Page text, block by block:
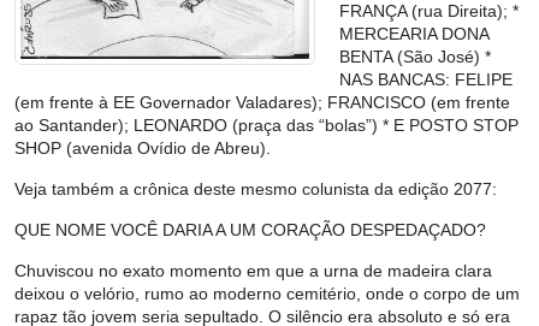
FRANÇA (rua Direita); *
MERCEARIA DONA
BENTA (São José) *
NAS BANCAS: FELIPE
(em frente à EE Governador Valadares); FRANCISCO (em frente
ao Santander); LEONARDO (praça das “bolas”) * E POSTO STOP
SHOP (avenida Ovídio de Abreu).
Veja também a crônica deste mesmo colunista da edição 2077:
QUE NOME VOCÊ DARIA A UM CORAÇÃO DESPEDAÇADO?
Chuviscou no exato momento em que a urna de madeira clara
deixou o velório, rumo ao moderno cemitério, onde o corpo de um
rapaz tão jovem seria sepultado. O silêncio era absoluto e só era